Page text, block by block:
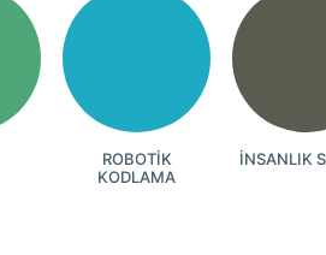
kişiler ile paylaşılmasına konu hakkında
olarak, bu form ile bilgilerimi göndererek
ROBOTİK
KODLAMA
İNSANLIK